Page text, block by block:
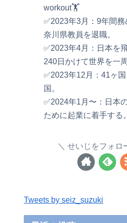
workout🏋️
✅2023年3月：9年間
奈川県教員を退職。
✅2023年4月：日本を
240日かけて世界を一周
✅2023年12月：41ヶ
国。
✅2024年1月〜：日本
ために起業に着手する。
せいじをフォロ
Tweets by seiz_suzuki